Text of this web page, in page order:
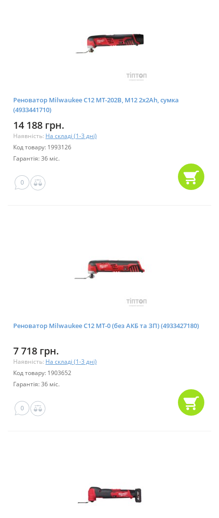
Реноватор Milwaukee C12 MT-202B, M12 2x2Ah, сумка
(4933441710)
14 188 грн.
Наявність: На складі (1-3 дні)
Код товару: 1993126
Гарантія: 36 міс.
0
Реноватор Milwaukee C12 MT-0 (без АКБ та ЗП) (4933427180)
7 718 грн.
Наявність: На складі (1-3 дні)
Код товару: 1903652
Гарантія: 36 міс.
0